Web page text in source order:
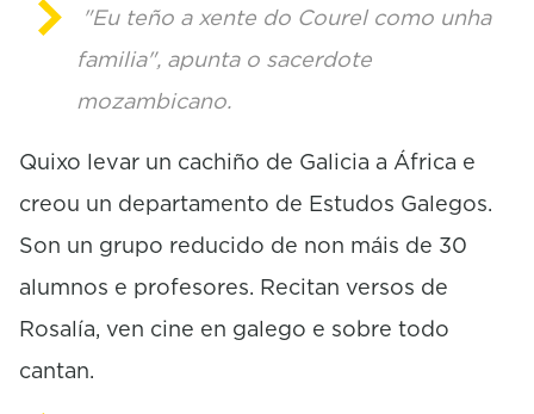
"Eu teño a xente do Courel como unha
familia", apunta o sacerdote
mozambicano.
Quixo levar un cachiño de Galicia a África e
creou un departamento de Estudos Galegos.
Son un grupo reducido de non máis de 30
alumnos e profesores. Recitan versos de
Rosalía, ven cine en galego e sobre todo
cantan.